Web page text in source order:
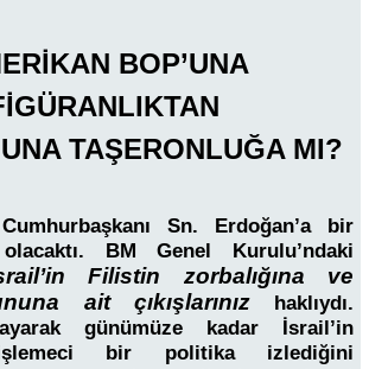
BOP’UNA
TAŞERONLUĞA MI?
Sn. Erdoğan’a bir
olacaktı. BM Genel Kurulu’ndaki
Filistin zorbalığına ve
ait çıkışlarınız
haklıydı.
günümüze kadar İsrail’in
bir politika izlediğini